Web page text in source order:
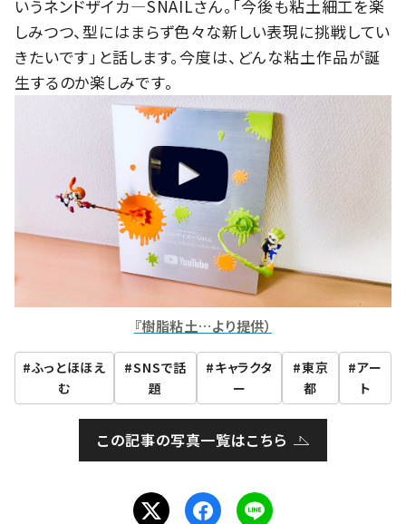
いうネンドザイカ―SNAILさん。「今後も粘土細工を楽
しみつつ、型にはまらず色々な新しい表現に挑戦してい
きたいです」と話します。今度は、どんな粘土作品が誕
生するのか楽しみです。
『樹脂粘土…より提供）
ふっとほほえ
む
SNSで話
題
キャラクタ
ー
東京
都
アー
ト
この記事の写真一覧はこちら